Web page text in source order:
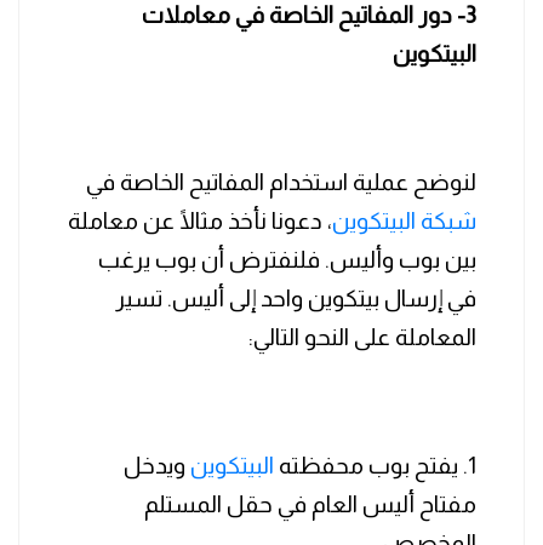
3- دور المفاتيح الخاصة في معاملات
البيتكوين
لنوضح عملية استخدام المفاتيح الخاصة في
شبكة البيتكوين، دعونا نأخذ مثالًا عن معاملة
بين بوب وأليس. فلنفترض أن بوب يرغب
في إرسال بيتكوين واحد إلى أليس. تسير
المعاملة على النحو التالي:
1. يفتح بوب محفظته البيتكوين ويدخل
مفتاح أليس العام في حقل المستلم